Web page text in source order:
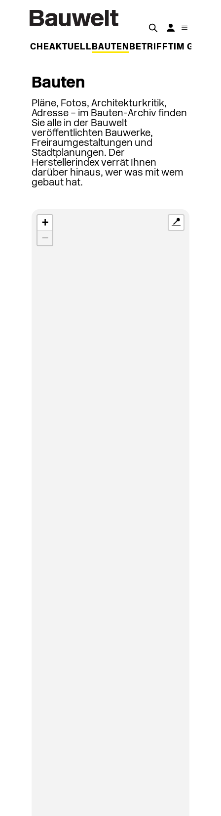
WOCHEAKTUELL BAUTEN BETRIFFT IM
Bauten
Pläne, Fotos, Architekturkritik,
Adresse – im Bauten-Archiv finden
Sie alle in der Bauwelt
veröffentlichten Bauwerke,
Freiraumgestaltungen und
Stadtplanungen. Der
Herstellerindex verrät Ihnen
darüber hinaus, wer was mit wem
gebaut hat.
+
−
📍